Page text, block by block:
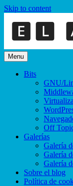
Skip to content
Menu
Bits
GNU/
Off
Galerías
Galería
Galería
Galería
Sobre el blog
Política de